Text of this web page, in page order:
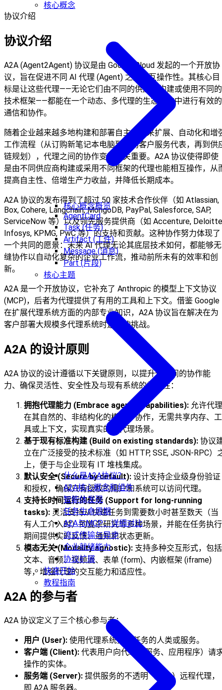
核心概念
核心概念概览
AgentCard
Task (任务)
Artifact (工件)
Message (消息)
Part (片段)
核心主题
什么是A2A协议？
A2A核心概念和组件
智能体发现
任务生命周期
A2A与MCP：详细对比
流式传输与异步
企业就绪能力
协议扩展
快速开始
教程指南
协议介绍
协议介绍
A2A (Agent2Agent) 协议是由 Google Cloud 发起的一个开放协
议，旨在促进不同 AI 代理 (Agent) 之间的互操作性。其核心目
标是让这些代理——无论它们由不同的供应商构建或使用不同的
技术框架——都能在一个动态、多代理的生态系统中进行有效的
通信和协作。
随着企业越来越多地构建和部署自主代理来扩展、自动化和增
工作流程（从订购新笔记本电脑到协助客户服务代表，再到供
链规划），代理之间的协作变得至关重要。A2A 协议使得即使
是由不同供应商构建或采用不同框架的代理也能相互操作，从
提高自主性、倍增生产力收益，并降低长期成本。
A2A 协议的发布得到了超过 50 家技术合作伙伴（如 Atlassian,
Box, Cohere, Langchain, MongoDB, PayPal, Salesforce, SAP,
ServiceNow 等）以及领先服务提供商（如 Accenture,
Infosys, KPMG, PwC 等）的支持和贡献。这种协作努力体现了
一个共同的愿景：未来 AI 代理无论其底层技术如何，都能够无
缝协作以自动化复杂的企业工作流，推动前所未有的效率和创
新。
A2A 是一个开放协议，它补充了 Anthropic 的模型上下文协议
(MCP)，后者为代理提供了有用的工具和上下文。借鉴 Google
在扩展代理系统方面的内部专业知识，A2A 协议旨在解决在为
客户部署大规模多代理系统时遇到的挑战。
A2A 的设计原则
A2A 协议的设计遵循以下关键原则，以提升代理间的协作能
力、确保灵活性、安全性及与现有系统的兼容性：
拥抱代理能力 (Embrace agentic capabilities): 允许代理
在其自然的、非结构化的模式下协作，无需共享内存、工
具或上下文，实现真实的多代理场景。
基于现有标准构建 (Build on existing standards): 协议
立在广泛接受的技术标准（如 HTTP, SSE, JSON-RPC）
上，便于与企业现有 IT 堆栈集成。
默认安全 (Secure by default): 设计支持企业级身份验证
和授权，确保只有授权的用户和系统可以访问代理。
支持长时间运行的任务 (Support for long-running
tasks): 灵活支持从快速任务到需要数小时甚至数天（当
有人工介入时）的复杂研究等多种场景，并能在任务执行
期间提供实时反馈、通知和状态更新。
模态无关 (Modality agnostic): 支持多种交互形式，包括
文本、音频、视频流、表单 (form)、内嵌框架 (iframe)
等，增强代理的交互能力和适应性。
A2A 的参与者
A2A 协议定义了三个核心参与者：
用户 (User): 使用代理系统完成任务的人类或服务。
客户端 (Client): 代表用户向代理（服务、应用程序）请
操作的实体。
服务端 (Server): 提供服务的不透明（黑盒）远程代理，
即 A2A 服务器。